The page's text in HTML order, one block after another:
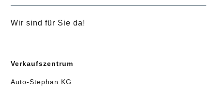
Wir sind für Sie da!
Verkaufszentrum
Auto-Stephan KG